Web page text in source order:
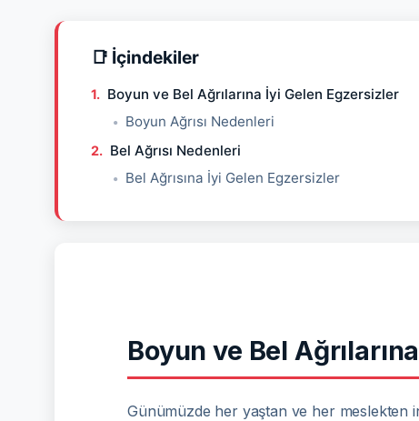
📑 İçindekiler
Boyun ve Bel Ağrılarına İyi Gelen Egzersizler
Boyun Ağrısı Nedenleri
Bel Ağrısı Nedenleri
Bel Ağrısına İyi Gelen Egzersizler
Boyun ve Bel
Günümüzde her yaştan ve her meslekten